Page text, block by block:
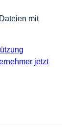
mit
jetzt